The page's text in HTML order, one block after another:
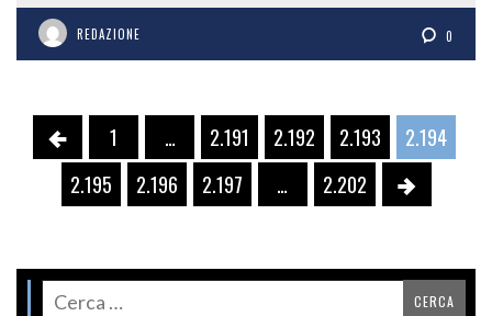
REDAZIONE 0
1 … 2.191 2.192 2.193
2.194
2.195
2.196 2.197 … 2.202